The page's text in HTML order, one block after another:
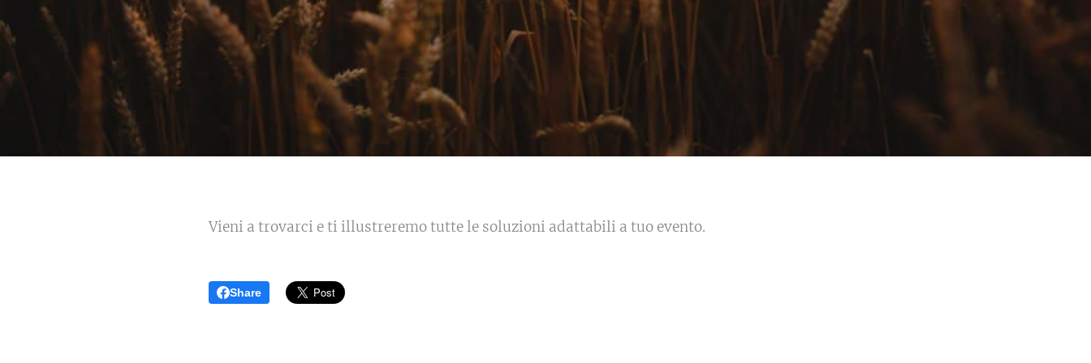
Vieni a trovarci e ti illustreremo tutte le soluzioni adattabili a tuo evento.
Share